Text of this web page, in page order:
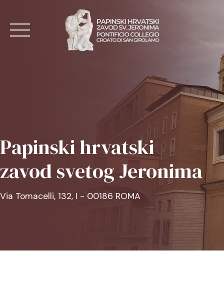
content
O ZAVODU
MISE
KONTAKT
Papinski hrvatski
zavod svetog Jeronima
Via Tomacelli, 132, I - 00186 ROMA